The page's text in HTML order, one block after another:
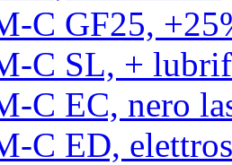
C GF25,
C SL, +
C EC, nero
C ED,